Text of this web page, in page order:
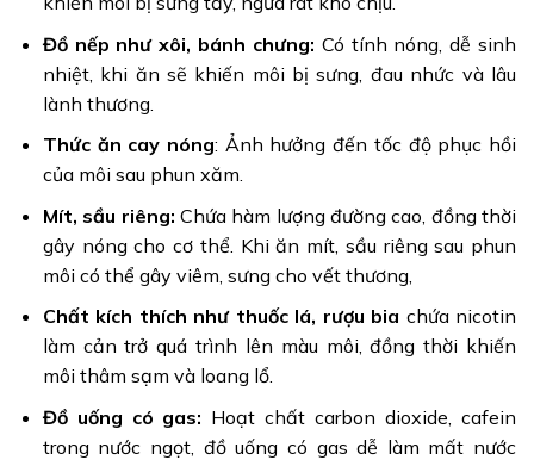
Đồ nếp như xôi, bánh chưng: Có tính nóng, dễ sinh
nhiệt, khi ăn sẽ khiến môi bị sưng, đau nhức và lâu
lành thương.
Thức ăn cay nóng: Ảnh hưởng đến tốc độ phục hồi
của môi sau phun xăm.
Mít, sầu riêng: Chứa hàm lượng đường cao, đồng thời
gây nóng cho cơ thể. Khi ăn mít, sầu riêng sau phun
môi có thể gây viêm, sưng cho vết thương,
Chất kích thích như thuốc lá, rượu bia chứa nicotin
làm cản trở quá trình lên màu môi, đồng thời khiến
môi thâm sạm và loang lổ.
Đồ uống có gas: Hoạt chất carbon dioxide, cafein
trong nước ngọt, đồ uống có gas dễ làm mất nước